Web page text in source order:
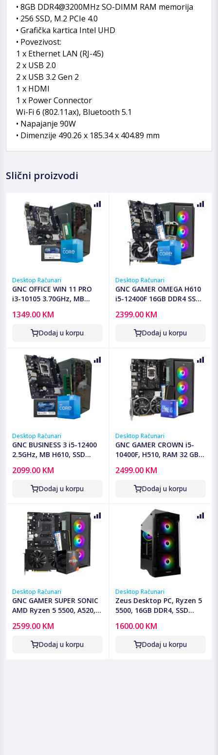
• 8GB DDR4@3200MHz SO-DIMM RAM memorija
• 256 SSD, M.2 PCIe 4.0
• Grafička kartica Intel UHD
• Povezivost:
1 x Ethernet LAN (RJ-45)
2 x USB 2.0
2 x USB 3.2 Gen 2
1 x HDMI
1 x Power Connector
Wi-Fi 6 (802.11ax), Bluetooth 5.1
• Napajanje 90W
• Dimenzije 490.26 x 185.34 x 404.89 mm
Slični proizvodi
Desktop Računari
GNC OFFICE WIN 11 PRO
i3-10105 3.70GHz, MB
2,5 240GB , Kućište sa
napajanjem 500W, 2Y
1349.00 KM
Dodaj u korpu
Desktop Računari
GNC GAMER OMEGA H610
i5-12400F 16GB DDR4 SSD
GAMING KUCISTE NO-OS
2399.00 KM
Dodaj u korpu
Desktop Računari
GNC BUSINESS 3 i5-12400
2.5GHz, MB H610, SSD
Kucište office, WIN 11 PRO,
OFFICE PRO PLUS 2019
2099.00 KM
Dodaj u korpu
Desktop Računari
GNC GAMER CROWN i5-
10400F, H510, RAM 32 GB
8GB, PSU 550W, kućište
gaming
2499.00 KM
Dodaj u korpu
Desktop Računari
GNC GAMER SUPER SONIC
AMD Ryzen 5 5500, A520,
SSD 1TB, PSU 650W,
kućište gaming
2599.00 KM
Dodaj u korpu
Desktop Računari
Zeus Desktop PC, Ryzen 5
5500, 16GB DDR4, SSD
5500/16GB/512/RX580
1600.00 KM
Dodaj u korpu